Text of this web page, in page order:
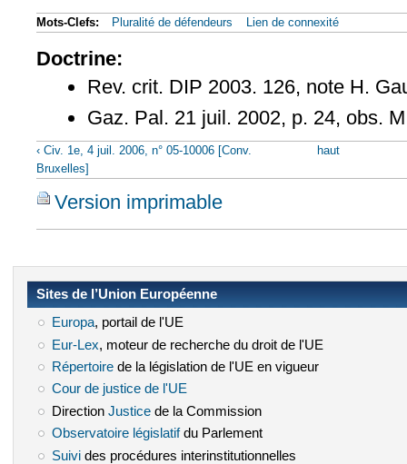
Mots-Clefs: Pluralité de défendeurs Lien de connexité
Doctrine:
Rev. crit. DIP 2003. 126, note H.
Gaz. Pal. 21 juil. 2002, p. 24, obs.
‹ Civ. 1e, 4 juil. 2006, n° 05-10006 [Conv.
Bruxelles]
haut
Version imprimable
Sites de l’Union Européenne
Europa(le lien est externe)
, portail de l'UE
Eur-Lex (le lien est externe)
, moteur de recherche du droit de l'UE
Répertoire(le lien est externe)
de la législation de l'UE en vigueur
Cour de justice de l'UE
Direction Justice(le lien est externe)
de la Commission
Observatoire législatif(le lien est externe)
du Parlement
Suivi(le lien est externe)
des procédures interinstitutionnelles